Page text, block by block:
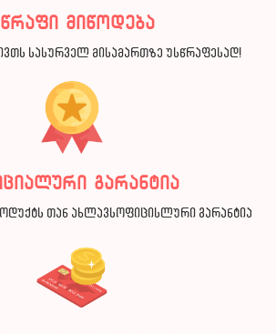
მიწოდება
სასურველ მისამართზე უსწრაფესად!
გარანტია
თან ახლავსოფიცისლური გარანტია